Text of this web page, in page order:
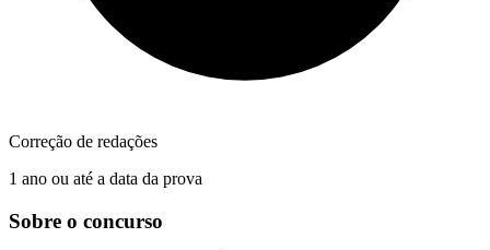
Correção de redações
1 ano ou até a data da prova
Sobre o concurso